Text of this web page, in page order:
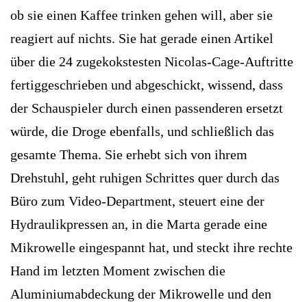
ob sie einen Kaffee trinken gehen will, aber sie
reagiert auf nichts. Sie hat gerade einen Artikel
über die 24 zugekokstesten ­Nicolas-Cage-Auftritte
fertiggeschrieben und abgeschickt, wissend, dass
der ­Schauspieler durch einen passenderen ersetzt
würde, die Droge ebenfalls, und schließlich das
gesamte Thema. Sie erhebt sich von ihrem
Drehstuhl, geht ruhigen Schrittes quer durch das
Büro zum Video-Department, steuert eine der
Hydraulikpressen an, in die Marta gerade eine
Mikrowelle eingespannt hat, und steckt ihre rechte
Hand im letzten Moment zwischen die
Aluminiumabdeckung der Mikrowelle und den